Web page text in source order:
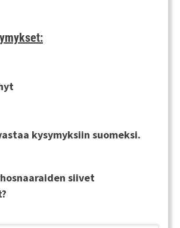
kysymyksiin suomeksi.
siivet